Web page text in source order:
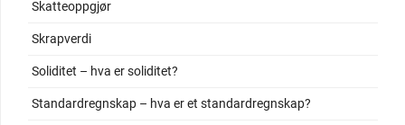
Skatteoppgjør
Skrapverdi
Soliditet – hva er soliditet?
Standardregnskap – hva er et standardregnskap?